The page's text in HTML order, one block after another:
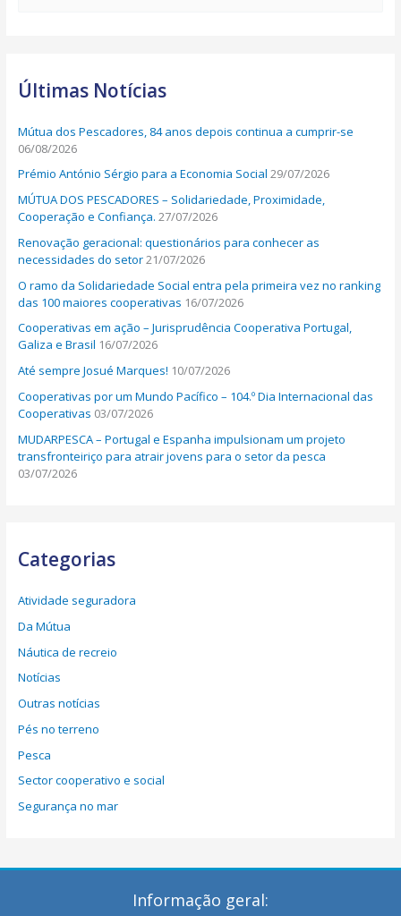
c
f
o
r
:
Últimas Notícias
Mútua dos Pescadores, 84 anos depois continua a cumprir-se
06/08/2026
Prémio António Sérgio para a Economia Social 29/07/2026
MÚTUA DOS PESCADORES – Solidariedade, Proximidade,
Cooperação e Confiança. 27/07/2026
Renovação geracional: questionários para conhecer as
necessidades do setor21/07/2026
O ramo da Solidariedade Social entra pela primeira vez no ranking
das 100 maiores cooperativas 16/07/2026
Cooperativas em ação – Jurisprudência Cooperativa Portugal,
Galiza e Brasil 16/07/2026
Até sempre Josué Marques! 10/07/2026
Cooperativas por um Mundo Pacífico – 104.º Dia Internacional das
Cooperativas 03/07/2026
MUDARPESCA – Portugal e Espanha impulsionam um projeto
transfronteiriço para atrair jovens para o setor da pesca
03/07/2026
Categorias
Atividade seguradora
Da Mútua
Náutica de recreio
Notícias
Outras notícias
Pés no terreno
Pesca
Sector cooperativo e social
Segurança no mar
Informação geral: